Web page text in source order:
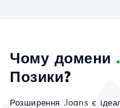
Чому домени
Позики?
Розширення .loans є